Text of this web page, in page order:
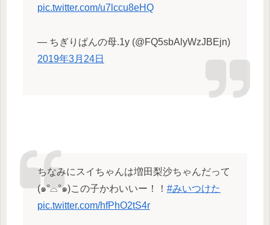
pic.twitter.com/u7lccu8eHQ
— ちぎりぱんの母.1y (@FQ5sbAlyWzJBEjn)
2019年3月24日
ちなみにスイちゃんは増田梨沙ちゃんだって
(๑°⌓°๑)この子かわいいー！！ #みいつけた
pic.twitter.com/hfPhO2tS4r